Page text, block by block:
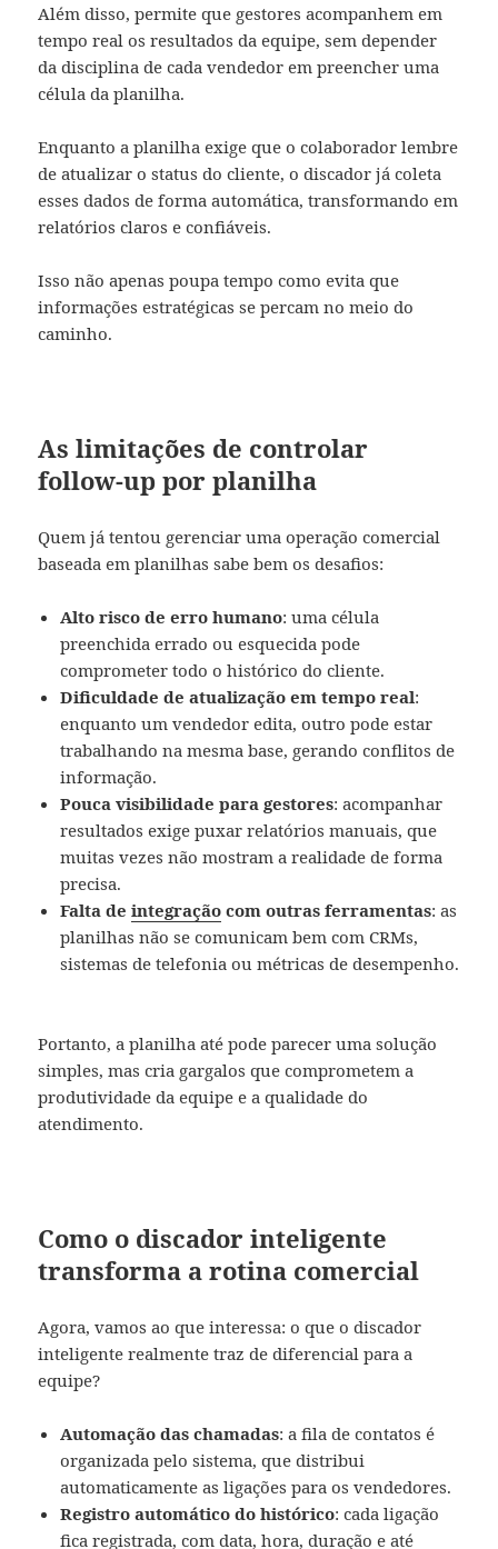
Além disso, permite que gestores acompanhem em
tempo real os resultados da equipe, sem depender
da disciplina de cada vendedor em preencher uma
célula da planilha.
Enquanto a planilha exige que o colaborador lembre
de atualizar o status do cliente, o discador já coleta
esses dados de forma automática, transformando em
relatórios claros e confiáveis.
Isso não apenas poupa tempo como evita que
informações estratégicas se percam no meio do
caminho.
As limitações de controlar
follow-up por planilha
Quem já tentou gerenciar uma operação comercial
baseada em planilhas sabe bem os desafios:
Alto risco de erro humano: uma célula
preenchida errado ou esquecida pode
comprometer todo o histórico do cliente.
Dificuldade de atualização em tempo real:
enquanto um vendedor edita, outro pode estar
trabalhando na mesma base, gerando conflitos de
informação.
Pouca visibilidade para gestores: acompanhar
resultados exige puxar relatórios manuais, que
muitas vezes não mostram a realidade de forma
precisa.
Falta deintegração com outras ferramentas: as
planilhas não se comunicam bem com CRMs,
sistemas de telefonia ou métricas de desempenho.
Portanto, a planilha até pode parecer uma solução
simples, mas cria gargalos que comprometem a
produtividade da equipe e a qualidade do
atendimento.
Como o discador inteligente
transforma a rotina comercial
Agora, vamos ao que interessa: o que o discador
inteligente realmente traz de diferencial para a
equipe?
Automação das chamadas: a fila de contatos é
organizada pelo sistema, que distribui
automaticamente as ligações para os vendedores.
Registro automático do histórico: cada ligação
fica registrada, com data, hora, duração e até